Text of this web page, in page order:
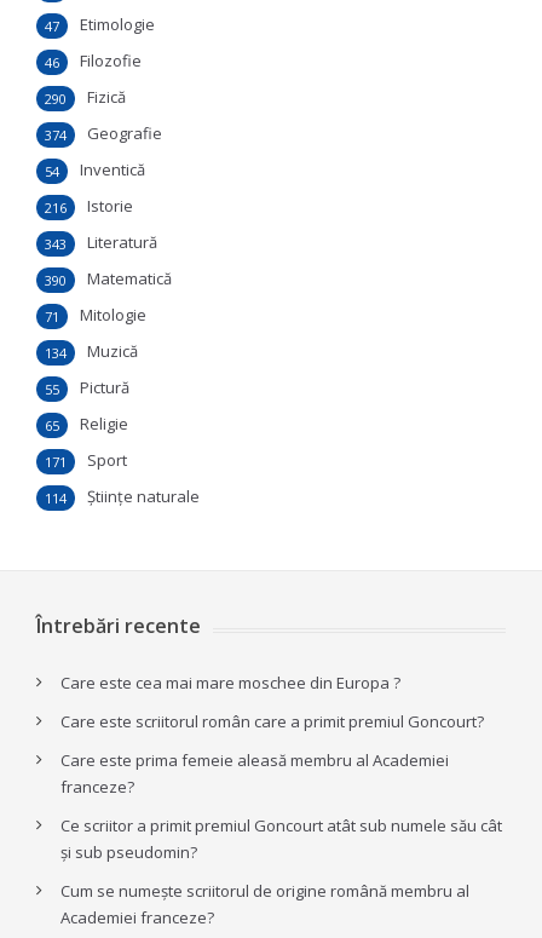
Etimologie
47
Filozofie
46
Fizică
290
Geografie
374
Inventică
54
Istorie
216
Literatură
343
Matematică
390
Mitologie
71
Muzică
134
Pictură
55
Religie
65
Sport
171
Ştiinţe naturale
114
Întrebări recente
Care este cea mai mare moschee din Europa ?
Care este scriitorul român care a primit premiul Goncourt?
Care este prima femeie aleasă membru al Academiei
franceze?
Ce scriitor a primit premiul Goncourt atât sub numele său cât
și sub pseudomin?
Cum se numește scriitorul de origine română membru al
Academiei franceze?